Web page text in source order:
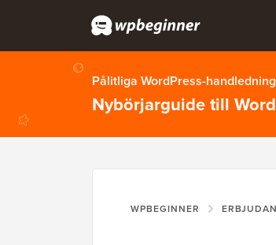
Pålitliga WordPress-
Nybörjarguide till
WPBEGINNER